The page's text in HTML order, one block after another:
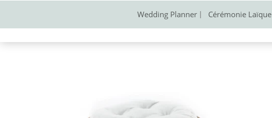
Wedding Planner Cérémonie Laïque